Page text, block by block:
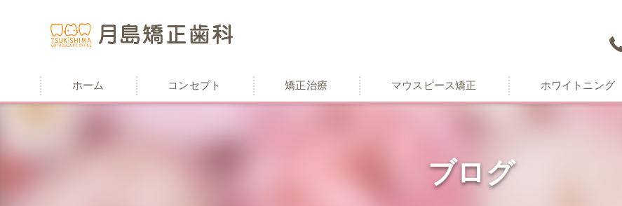
ホーム コンセプト 矯正治療 マウスピース矯正 ホワイトニング
ブログ